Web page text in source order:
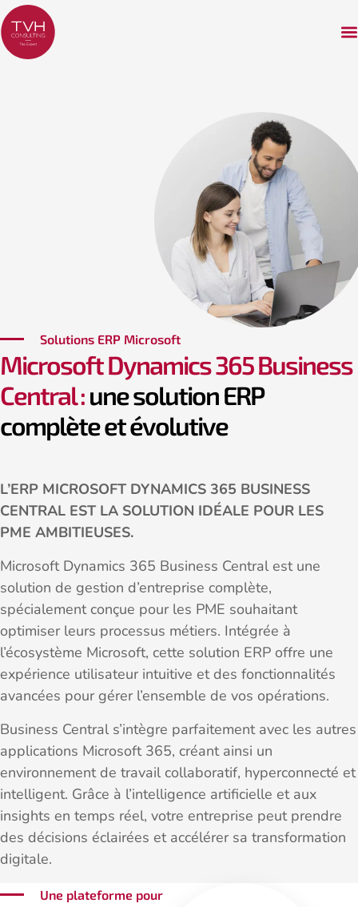
K3 Software Pebblestone Fashion
Continia
Solutions ERP Microsoft
Microsoft Dynamics 365 Business
Central :une solution ERP
complète et évolutive
L’ERP MICROSOFT DYNAMICS 365 BUSINESS
CENTRAL EST LA SOLUTION IDÉALE POUR LES
PME AMBITIEUSES.
Microsoft Dynamics 365 Business Central est une
solution de gestion d’entreprise complète,
spécialement conçue pour les PME souhaitant
optimiser leurs processus métiers. Intégrée à
l’écosystème Microsoft, cette solution ERP offre une
expérience utilisateur intuitive et des fonctionnalités
avancées pour gérer l’ensemble de vos opérations.
Business Central s’intègre parfaitement avec les autres
applications Microsoft 365, créant ainsi un
environnement de travail collaboratif, hyperconnecté et
intelligent. Grâce à l’intelligence artificielle et aux
insights en temps réel, votre entreprise peut prendre
des décisions éclairées et accélérer sa transformation
digitale.
Une plateforme pour